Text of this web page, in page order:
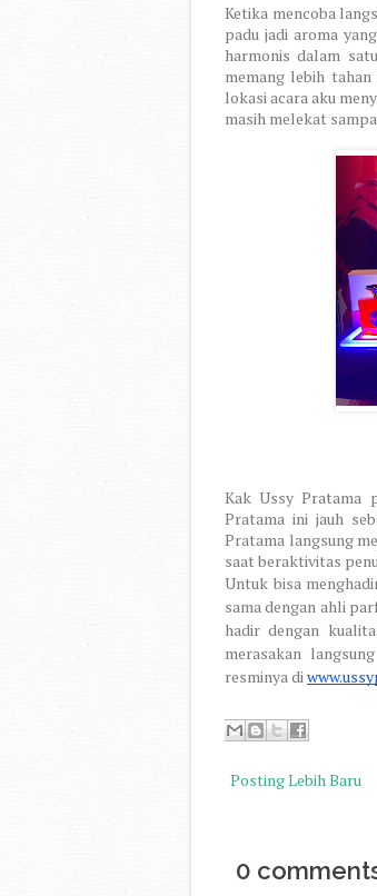
Ketika mencoba
padu jadi aroma
harmonis dalam
memang lebih
lokasi acara aku
masih melekat
Kak Ussy Pratama
Pratama ini jauh
Pratama langsung
saat beraktivitas
Untuk bisa
sama dengan ahli
hadir dengan
merasakan
resminya di
Posting Lebih Baru
0